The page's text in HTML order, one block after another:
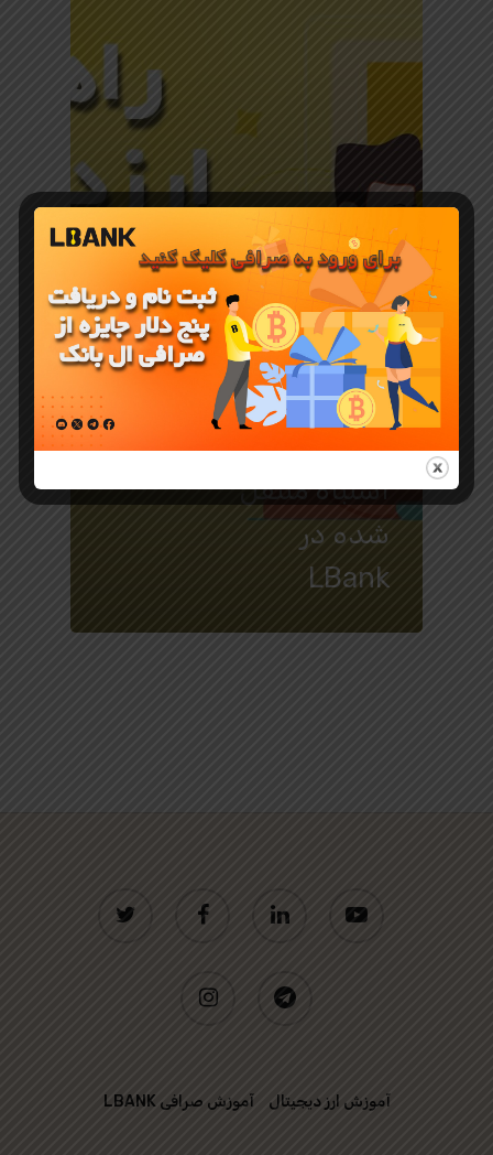
آموزش صرافی LBANK
راهنمای
بازیابی
ارزدیجیتال
اشتباه منتقل
شده در
LBank
facebook linkedin
instagram telegram
آموزش ارز دیجیتال آموزش صرافی LBANK